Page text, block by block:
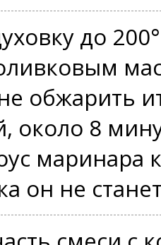
до
обжарить
около 8
маринара
он не